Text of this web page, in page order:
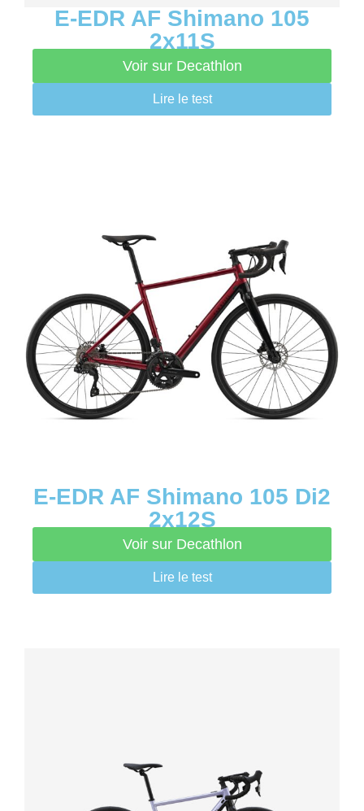
E-EDR AF Shimano 105
2x11S
Voir sur Decathlon
Lire le test
E-EDR AF Shimano 105 Di2
2x12S
Voir sur Decathlon
Lire le test